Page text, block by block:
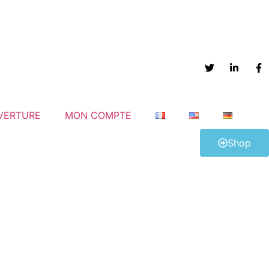
MON COMPTE
Shop